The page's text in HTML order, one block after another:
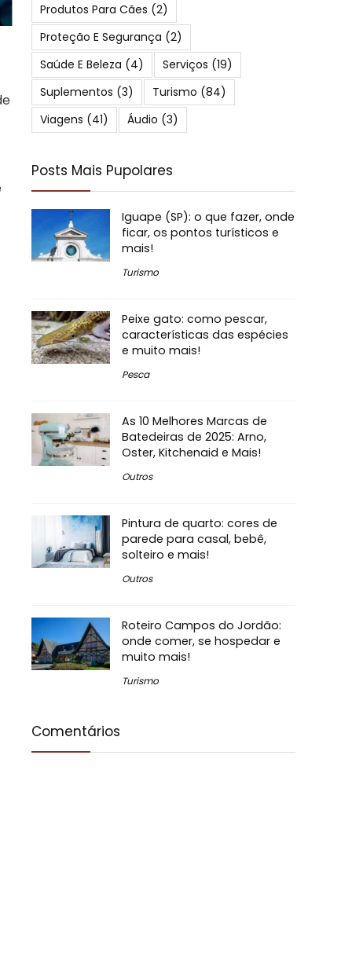
Produtos Para Cães (2)
Proteção E Segurança (2)
Saúde E Beleza (4) Serviços (19)
Suplementos (3) Turismo (84)
Viagens (41) Áudio (3)
Posts Mais Pupolares
Iguape (SP): o que fazer, onde
ficar, os pontos turísticos e
mais!
Turismo
Peixe gato: como pescar,
características das espécies
e muito mais!
Pesca
As 10 Melhores Marcas de
Batedeiras de 2025: Arno,
Oster, Kitchenaid e Mais!
Outros
Pintura de quarto: cores de
parede para casal, bebê,
solteiro e mais!
Outros
Roteiro Campos do Jordão:
onde comer, se hospedar e
muito mais!
Turismo
Comentários